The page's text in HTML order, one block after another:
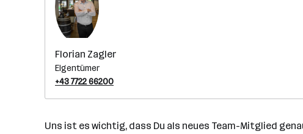
Florian Zagler
Eigentümer
+43 7722 66200
Uns ist es wichtig, dass Du als neues Team-Mitglied